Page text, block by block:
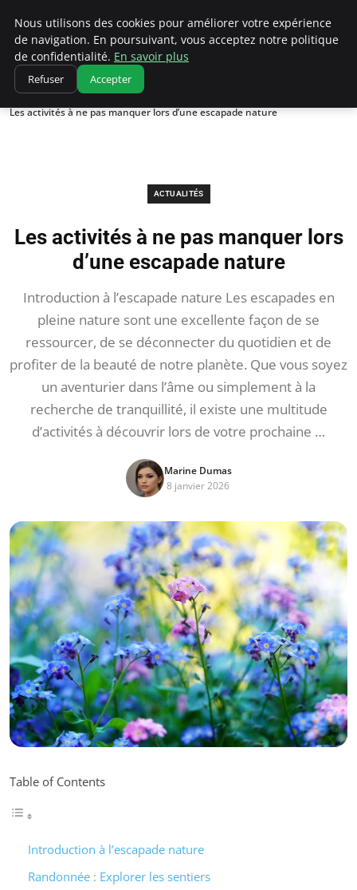
Correze Co
Accueil
Actualités
Les activités à ne pas manquer lors d’une escapade nature
ACTUALITÉS
Les activités à ne pas manquer lors
d’une escapade nature
Introduction à l’escapade nature Les escapades en
pleine nature sont une excellente façon de se
ressourcer, de se déconnecter du quotidien et de
profiter de la beauté de notre planète. Que vous soyez
un aventurier dans l’âme ou simplement à la
recherche de tranquillité, il existe une multitude
d’activités à découvrir lors de votre prochaine …
Marine Dumas
8 janvier 2026
Table of Contents
Introduction à l’escapade nature
Randonnée : Explorer les sentiers
Nous utilisons des cookies pour améliorer votre expérience
de navigation. En poursuivant, vous acceptez notre politique
de confidentialité. En savoir plus
Refuser Accepter